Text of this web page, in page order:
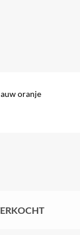
oranje